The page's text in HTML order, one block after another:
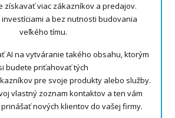
získavať viac zákazníkov a predajov.
investíciami a bez nutnosti budovania
veľkého tímu.
AI na vytváranie takého obsahu, ktorým
budete priťahovať tých
pre svoje produkty alebo služby.
vlastný zoznam kontaktov a ten vám
nových klientov do vašej firmy.